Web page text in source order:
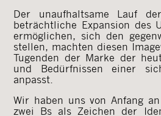
Der unaufhaltsame Lauf
beträchtliche Expansion des
ermöglichen, sich den
stellen, machten diesen
Tugenden der Marke der
und Bedürfnissen einer
anpasst.
Wir haben uns von Anfang
zwei Bs als Zeichen der